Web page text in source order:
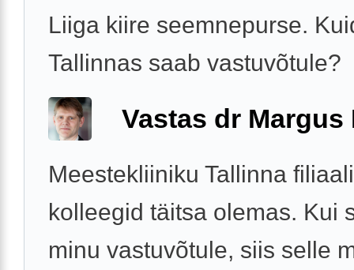
Liiga kiire seemnepurse.
Tallinnas saab vastuvõtule?
Vastas dr Margus
Meestekliiniku Tallinna
kolleegid täitsa olemas. Kui
minu vastuvõtule, siis selle